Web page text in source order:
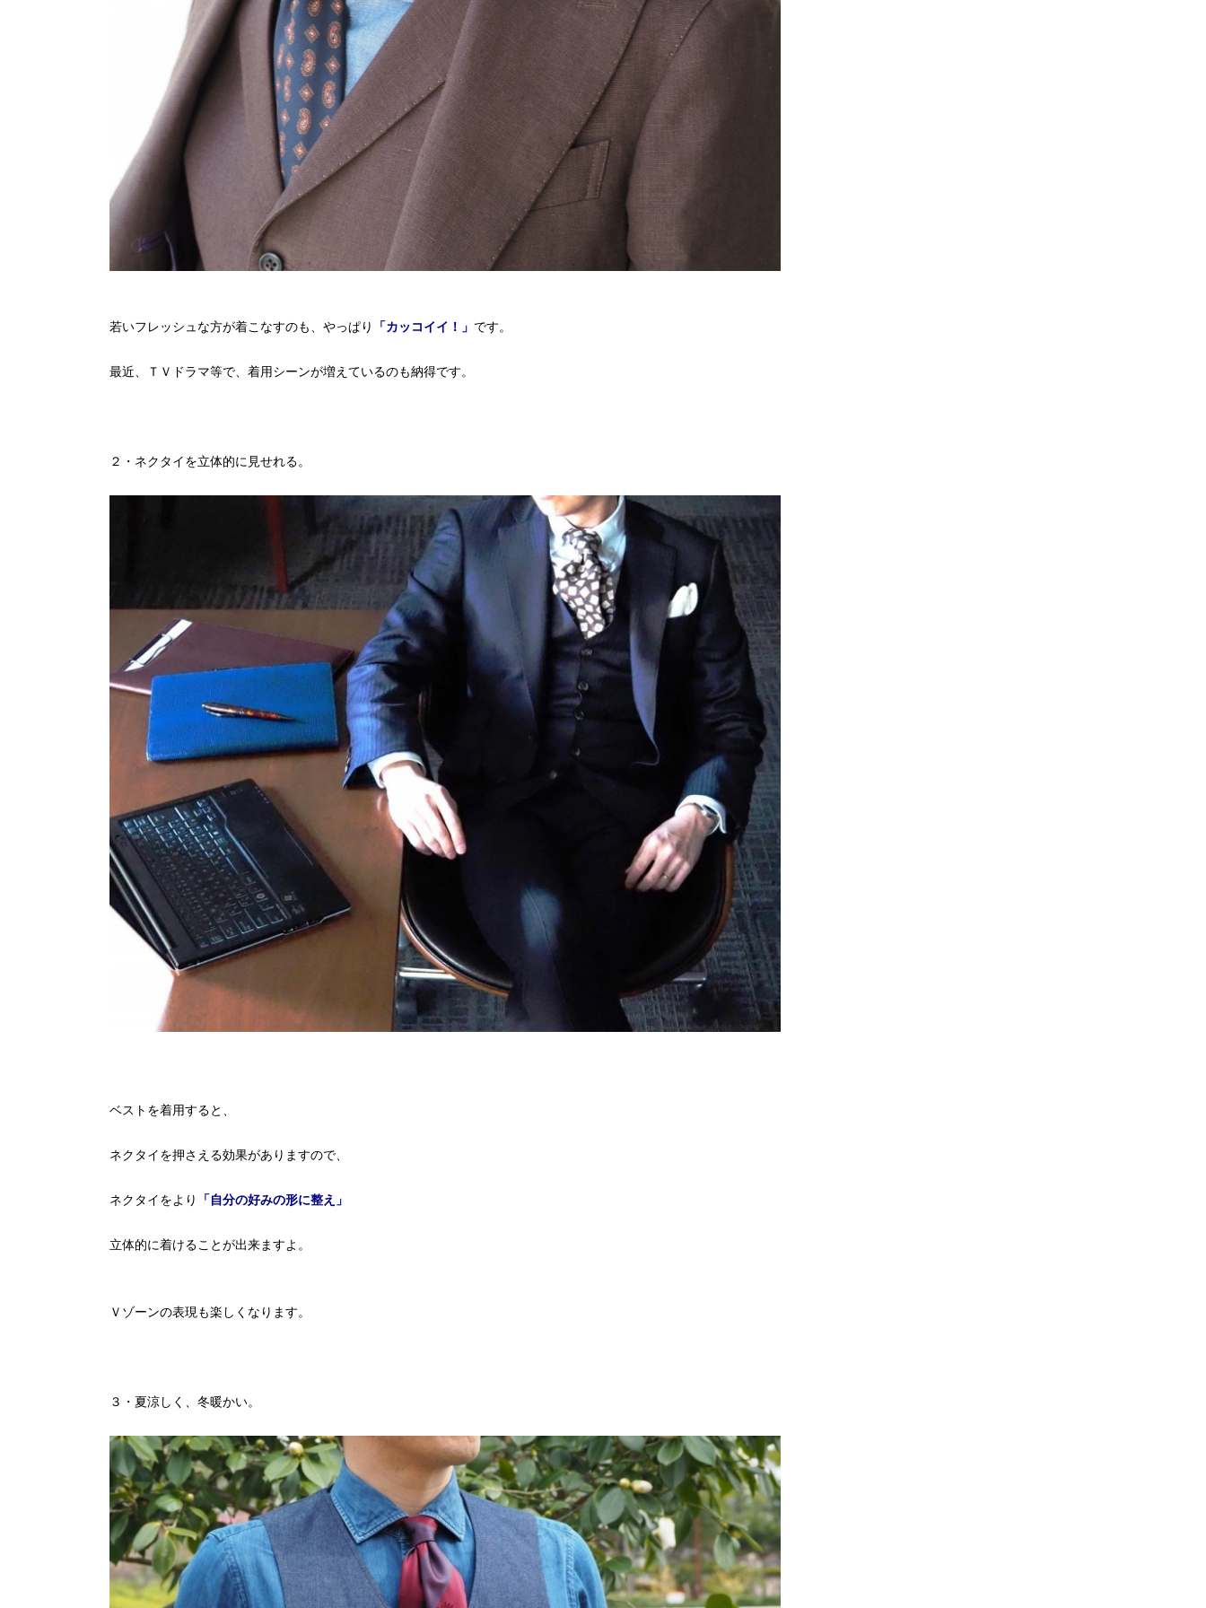
若いフレッシュな方が着こなすのも、やっぱり 「カッコイイ！」 です。
最近、ＴＶドラマ等で、着用シーンが増えているのも納得です。
２・ネクタイを立体的に見せれる。
ベストを着用すると、
ネクタイを押さえる効果がありますので、
ネクタイをより 「自分の好みの形に整え」
立体的に着けることが出来ますよ。
Ｖゾーンの表現も楽しくなります。
３・夏涼しく、冬暖かい。